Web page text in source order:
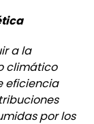
a la
climático
eficiencia
por los